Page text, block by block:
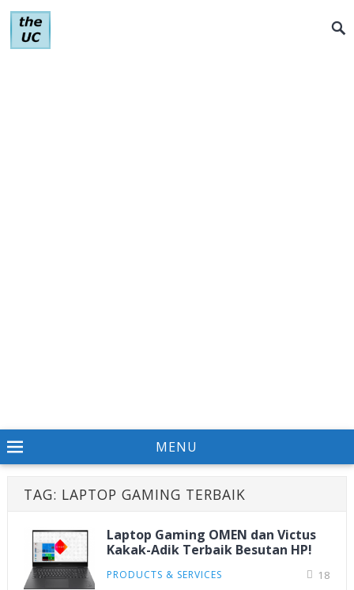
MENU
TAG: LAPTOP GAMING TERBAIK
Laptop Gaming OMEN dan Victus
Kakak-Adik Terbaik Besutan HP!
PRODUCTS & SERVICES 18